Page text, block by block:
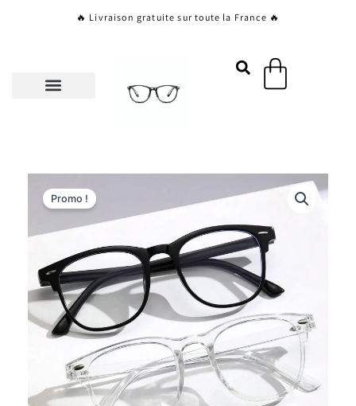
🔥 Livraison gratuite sur toute la France 🔥
Panier
Promo !